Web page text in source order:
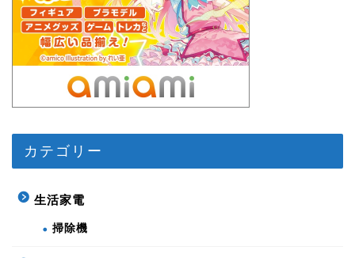
カテゴリー
生活家電
掃除機